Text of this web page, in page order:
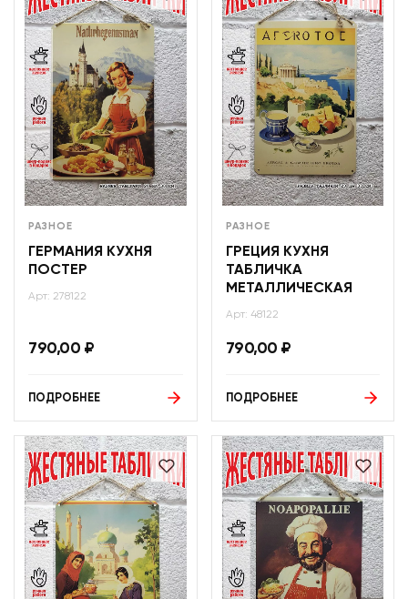
РАЗНОЕ
ГЕРМАНИЯ КУХНЯ
ПОСТЕР
Арт: 278122
790,00 ₽
ПОДРОБНЕЕ
РАЗНОЕ
ГРЕЦИЯ КУХНЯ
ТАБЛИЧКА
МЕТАЛЛИЧЕСКАЯ
Арт: 48122
790,00 ₽
ПОДРОБНЕЕ